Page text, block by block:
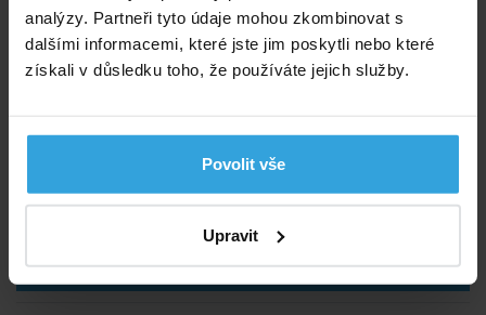
analýzy. Partneři tyto údaje mohou zkombinovat s
dalšími informacemi, které jste jim poskytli nebo které
získali v důsledku toho, že používáte jejich služby.
Povolit vše
Upravit
v úterý u vás
do košíku